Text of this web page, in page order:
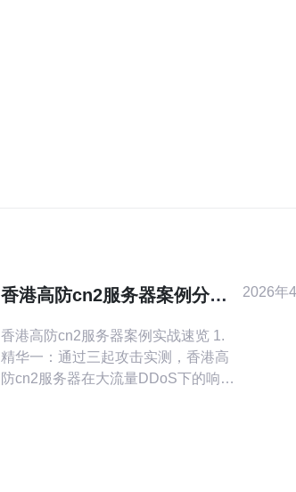
香港高防cn2服务器案例分析
研
香港高防cn2服务器案例实战速览 1.
精华一：通过三起攻击实测，香港高
防cn2服务器在大流量DDoS下的响应
2026年